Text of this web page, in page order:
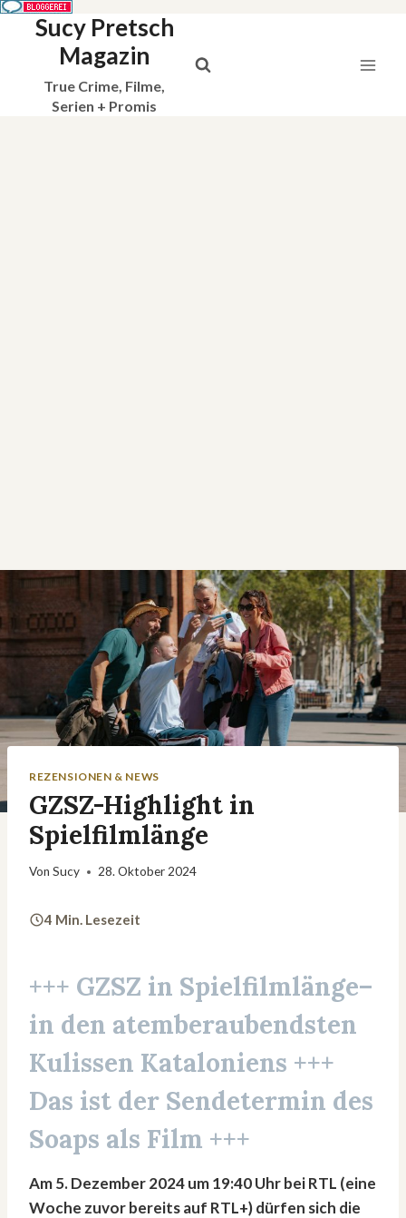
Sucy Pretsch
Magazin
True Crime, Filme,
Serien + Promis
REZENSIONEN & NEWS
GZSZ-Highlight in
Spielfilmlänge
Von Sucy 28. Oktober 2024
4 Min. Lesezeit
+++ GZSZ in Spielfilmlänge–
in den atemberaubendsten
Kulissen Kataloniens +++
Das ist der Sendetermin des
Soaps als Film +++
Am 5. Dezember 2024 um 19:40 Uhr bei RTL (eine
Woche zuvor bereits auf RTL+) dürfen sich die